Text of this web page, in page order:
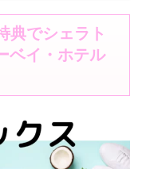
典でシェラト
ベイ・ホテル